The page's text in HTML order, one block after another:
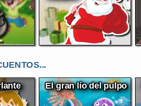
El gran lío del pulpo